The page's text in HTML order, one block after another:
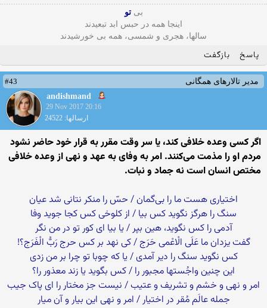
بی تو
اینجا همه در حبس ابد تبعیدند
سالها، هجری و شمسی، همه بی خورشیدند
پاسخ بازگفت
مدیر تالارهای همگانی
#43
andishmand
29 Nov 2017 20:16
ارسالها: 24522
اگر کسى وعده خلافى کند، یا سر وقت مقرر به قرار خود حاضر نشود
مردم او را مذمت مى‌‏کنند. امر به وفاى به عهد و نهى از وعده خلافى
مختص انسان است نه جماد و نبات.
اختیارى هست ما را بى‌‏گمان / حسّ را منکر نتانى شد عیان‏
سنگ را هرگز نگوید کس بیا / از کلوخى کس کجا جوید وفا
آدمى را کس نگوید، هین بپر / یا بیا اى کور تو در من نگر
گفت یزدان ما عَلَى الْاعْمى‏ حَرَج / کى نهد بر کس حرج رَبُّ الْفَرَج؟!
کس نگوید سنگ را دیر آمدى / یا که چوبا تو چرا بر من زدى‏
این چنین واجُست‏ها مجبور را / کس بگوید یا زند معذور را؟
امر و نهى و خشم و تشریف و عتیب / نیست جز مختار را اى پاک جیب
جمله عالَم مُقر در اختیار / امر و نهى این بیار و آن میار